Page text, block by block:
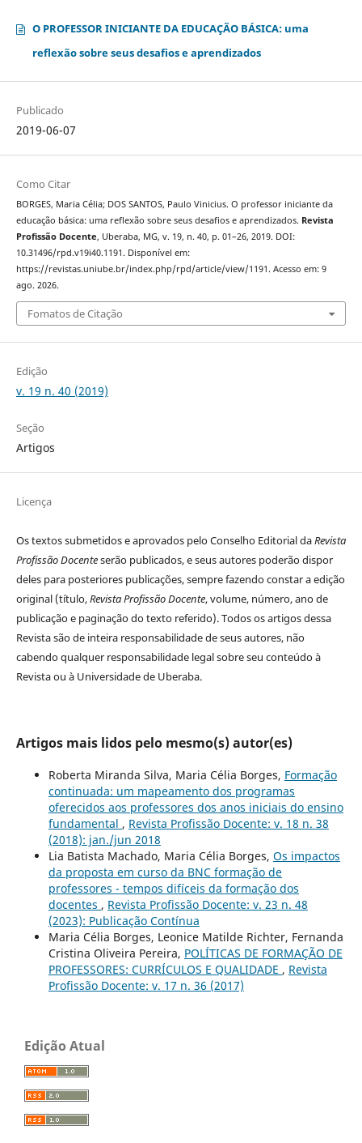
O PROFESSOR INICIANTE DA EDUCAÇÃO BÁSICA: uma
reflexão sobre seus desafios e aprendizados
Publicado
2019-06-07
Como Citar
BORGES, Maria Célia; DOS SANTOS, Paulo Vinicius. O professor iniciante da
educação básica: uma reflexão sobre seus desafios e aprendizados. Revista
Profissão Docente, Uberaba, MG, v. 19, n. 40, p. 01–26, 2019. DOI:
10.31496/rpd.v19i40.1191. Disponível em:
https://revistas.uniube.br/index.php/rpd/article/view/1191. Acesso em: 9
ago. 2026.
Fomatos de Citação
Edição
v. 19 n. 40 (2019)
Seção
Artigos
Licença
Os textos submetidos e aprovados pelo Conselho Editorial daRevista
Profissão Docenteserão publicados, e seus autores poderão dispor
deles para posteriores publicações, sempre fazendo constar a edição
original (título,Revista Profissão Docente, volume, número, ano de
publicação e paginação do texto referido). Todos os artigos dessa
Revista são de inteira responsabilidade de seus autores, não
cabendo qualquer responsabilidade legal sobre seu conteúdo à
Revista ou à Universidade de Uberaba.
Artigos mais lidos pelo mesmo(s) autor(es)
Roberta Miranda Silva, Maria Célia Borges, Formação
continuada: um mapeamento dos programas
oferecidos aos professores dos anos iniciais do ensino
fundamental , Revista Profissão Docente: v. 18 n. 38
(2018): jan./jun 2018
Lia Batista Machado, Maria Célia Borges, Os impactos
da proposta em curso da BNC formação de
professores - tempos difíceis da formação dos
docentes , Revista Profissão Docente: v. 23 n. 48
(2023): Publicação Contínua
Maria Célia Borges, Leonice Matilde Richter, Fernanda
Cristina Oliveira Pereira, POLÍTICAS DE FORMAÇÃO DE
PROFESSORES: CURRÍCULOS E QUALIDADE , Revista
Profissão Docente: v. 17 n. 36 (2017)
Edição Atual